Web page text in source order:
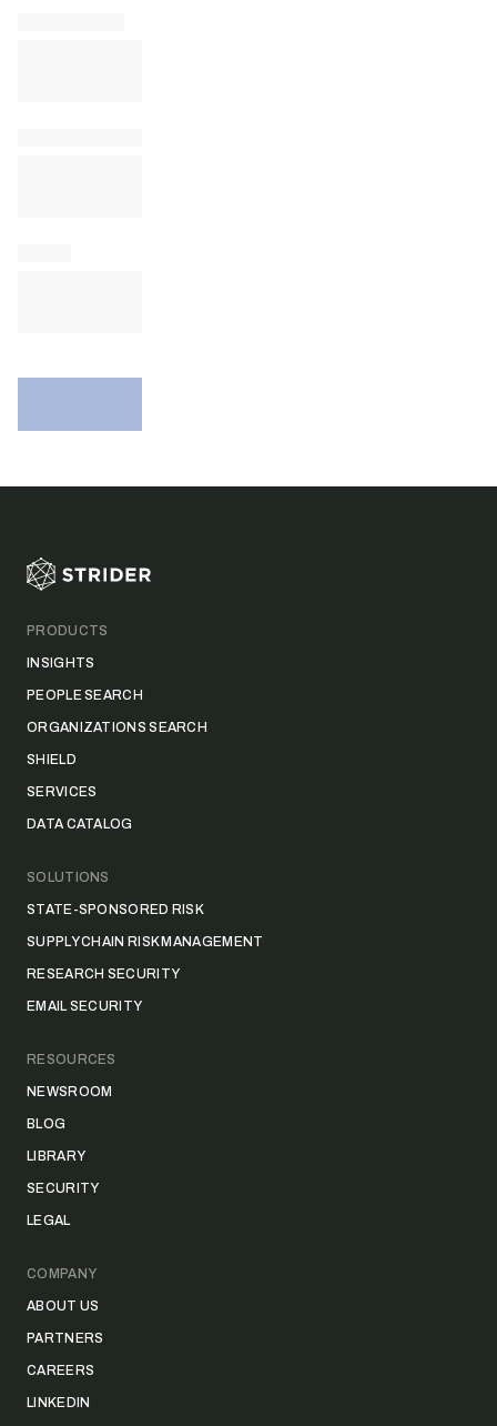
PRODUCTS
INSIGHTS
PEOPLE SEARCH
ORGANIZATIONS SEARCH
SHIELD
SERVICES
DATA CATALOG
SOLUTIONS
STATE-SPONSORED RISK
SUPPLY CHAIN RISK MANAGEMENT
RESEARCH SECURITY
EMAIL SECURITY
RESOURCES
NEWSROOM
BLOG
LIBRARY
SECURITY
LEGAL
COMPANY
ABOUT US
PARTNERS
CAREERS
LINKEDIN